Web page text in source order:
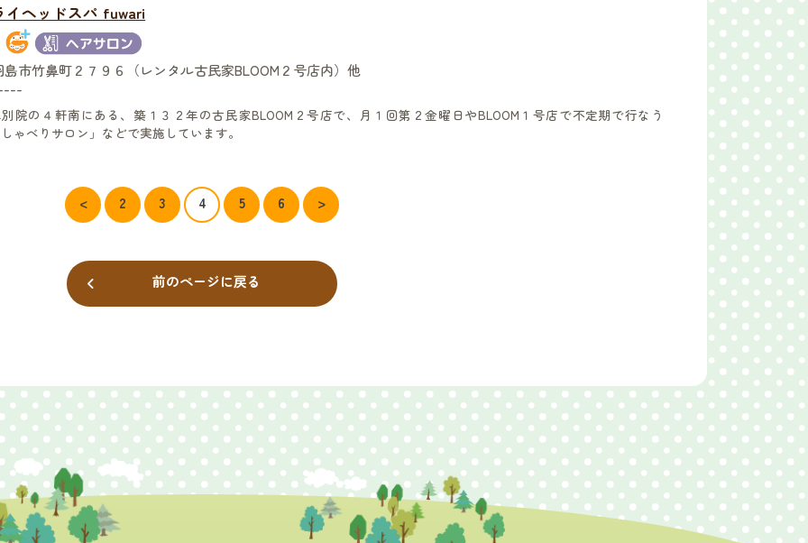
イヘッドスパ fuwari
市竹鼻町２７９６（レンタル古民家BLOOM２号店内）他
院の４軒南にある、築１３２年の古民家BLOOM２号店で、月１回第２金曜日やBLOOM１号店で不定期で行なう
ゃべりサロン」などで実施しています。
< 2 3 4 5 6 >
前のページに戻る